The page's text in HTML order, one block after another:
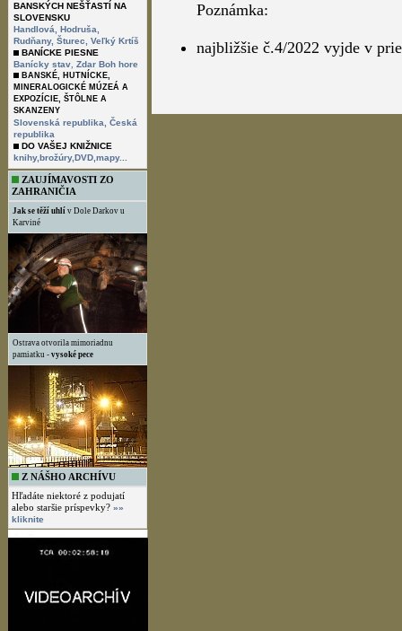
BANSKÝCH NEŠŤASTÍ NA
SLOVENSKU
Handlová,
Hodruša,
Rudňany, Šturec,
Veľký Krtíš
BANÍCKE PIESNE
Banícky stav Zdar Boh hore
BANSKÉ, HUTNÍCKE,
MINERALOGICKÉ MÚZEÁ A
EXPOZÍCIE, ŠTÔLNE A
SKANZENY
Slovenská republika,
Česká
republika
DO VAŠEJ KNIŽNICE
knihy,brožúry,DVD,mapy...
ZAUJÍMAVOSTI ZO
ZAHRANIČIA
Jak se těží uhlí v Dole Darkov u
Karviné
Ostrava otvorila mimoriadnu
pamiatku - vysoké pece
Z NÁŠHO ARCHÍVU
Hľadáte niektoré z podujatí
alebo staršie príspevky? »»
kliknite
Poznámka:
najbližšie č.4/2022 vyjde v